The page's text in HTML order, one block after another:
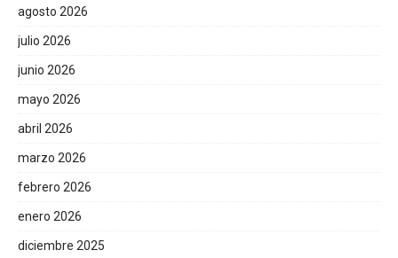
agosto 2026
julio 2026
junio 2026
mayo 2026
abril 2026
marzo 2026
febrero 2026
enero 2026
diciembre 2025